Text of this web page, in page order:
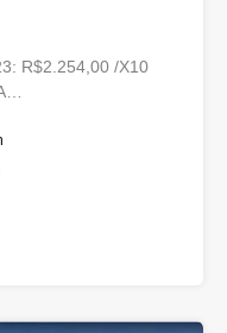
R$2.254,00 /X10